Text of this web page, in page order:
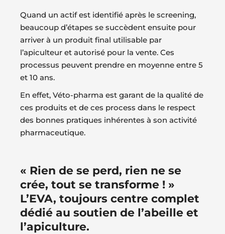
Quand un actif est identifié après le screening,
beaucoup d’étapes se succèdent ensuite pour
arriver à un produit final utilisable par
l’apiculteur et autorisé pour la vente. Ces
processus peuvent prendre en moyenne entre 5
et 10 ans.
En effet, Véto-pharma est garant de la qualité de
ces produits et de ces process dans le respect
des bonnes pratiques inhérentes à son activité
pharmaceutique.
« Rien de se perd, rien ne se
crée, tout se transforme ! »
L’EVA, toujours centre complet
dédié au soutien de l’abeille et
l’apiculture.